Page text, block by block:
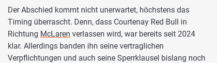
Der Abschied kommt nicht unerwartet, höchstens das
Timing überrascht. Denn, dass Courtenay Red Bull in
Richtung McLaren verlassen wird, war bereits seit 2024
klar. Allerdings banden ihn seine vertraglichen
Verpflichtungen und auch seine Sperrklausel bislang noch